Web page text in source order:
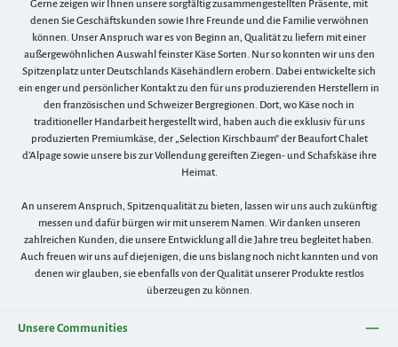
Gerne zeigen wir Ihnen unsere sorgfältig zusammengestellten Präsente, mit
denen Sie Geschäftskunden sowie Ihre Freunde und die Familie verwöhnen
können. Unser Anspruch war es von Beginn an, Qualität zu liefern mit einer
außergewöhnlichen Auswahl feinster Käse Sorten. Nur so konnten wir uns den
Spitzenplatz unter Deutschlands Käsehändlern erobern. Dabei entwickelte sich
ein enger und persönlicher Kontakt zu den für uns produzierenden Herstellern in
den französischen und Schweizer Bergregionen. Dort, wo Käse noch in
traditioneller Handarbeit hergestellt wird, haben auch die exklusiv für uns
produzierten Premiumkäse, der „Selection Kirschbaum“ der Beaufort Chalet
d’Alpage sowie unsere bis zur Vollendung gereiften Ziegen- und Schafskäse ihre
Heimat.
An unserem Anspruch, Spitzenqualität zu bieten, lassen wir uns auch zukünftig
messen und dafür bürgen wir mit unserem Namen. Wir danken unseren
zahlreichen Kunden, die unsere Entwicklung all die Jahre treu begleitet haben.
Auch freuen wir uns auf diejenigen, die uns bislang noch nicht kannten und von
denen wir glauben, sie ebenfalls von der Qualität unserer Produkte restlos
überzeugen zu können.
Unsere Communities